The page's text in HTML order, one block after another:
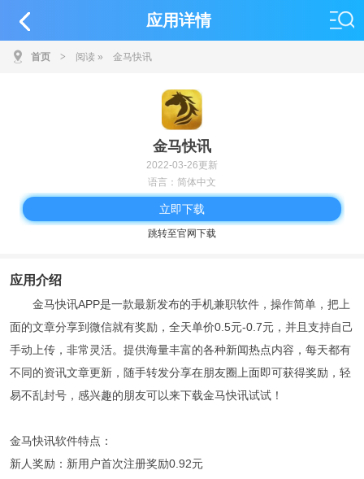
应用详情
首页 > 阅读 » 金马快讯
金马快讯
2022-03-26更新
语言：简体中文
立即下载
跳转至官网下载
应用介绍
金马快讯APP是一款最新发布的手机兼职软件，操作简单，把上
面的文章分享到微信就有奖励，全天单价0.5元-0.7元，并且支持自己
手动上传，非常灵活。提供海量丰富的各种新闻热点内容，每天都有
不同的资讯文章更新，随手转发分享在朋友圈上面即可获得奖励，轻
易不乱封号，感兴趣的朋友可以来下载金马快讯试试！
金马快讯软件特点：
新人奖励：新用户首次注册奖励0.92元